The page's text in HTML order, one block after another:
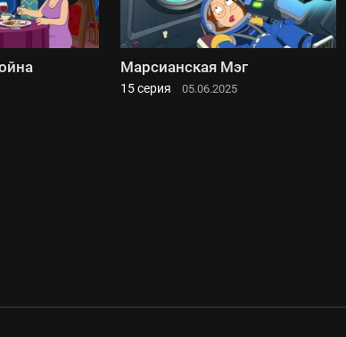
Марсианская Мэг
15 серия 05.06.2025